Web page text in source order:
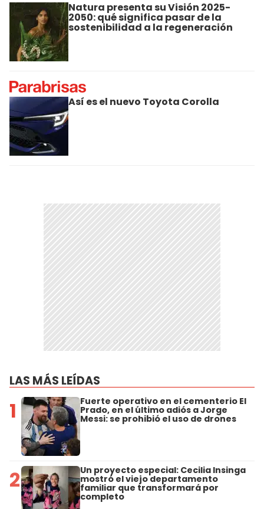
Natura presenta su Visión 2025-
2050: qué significa pasar de la
sostenibilidad a la regeneración
Así es el nuevo Toyota Corolla
LAS MÁS LEÍDAS
1 Fuerte operativo en el cementerio El
Prado, en el último adiós a Jorge
Messi: se prohibió el uso de drones
2 Un proyecto especial: Cecilia Insinga
mostró el viejo departamento
familiar que transformará por
completo